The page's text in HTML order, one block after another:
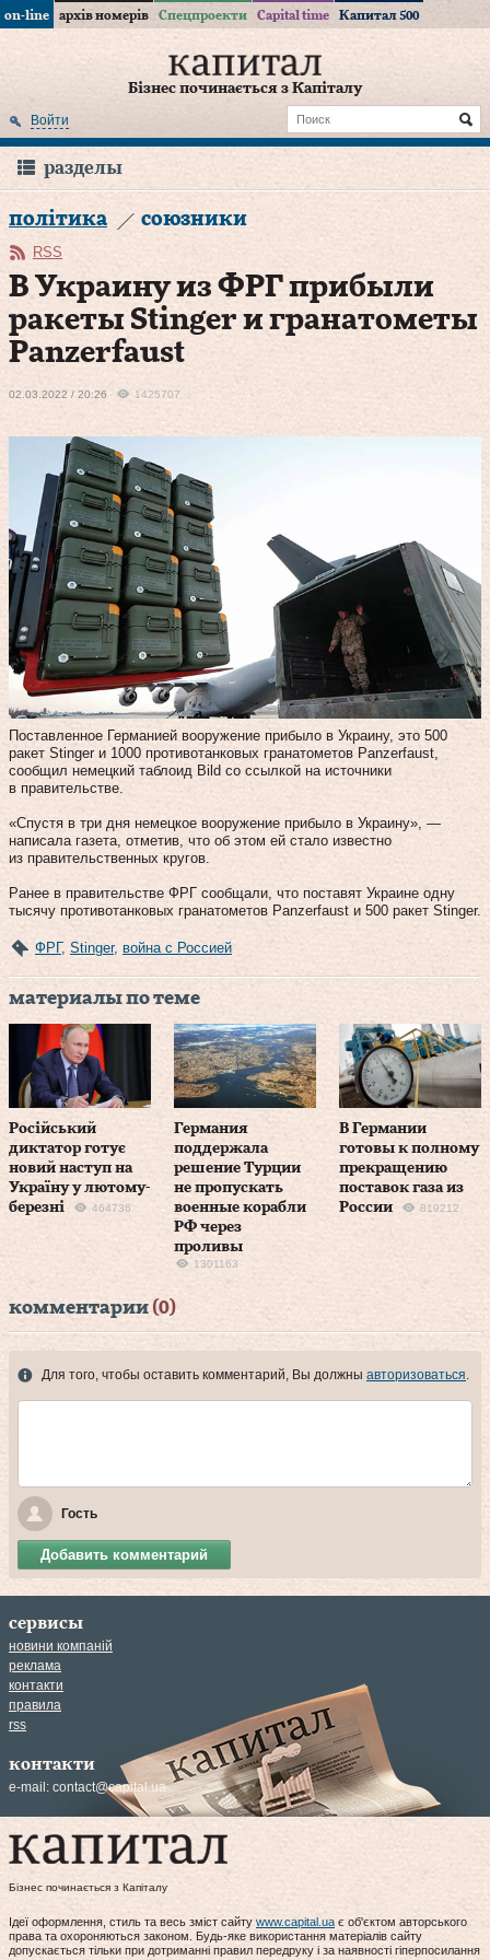
on-line архів номерів Спецпроекти Capital time Капитал 500
Бізнес починається з Капіталу
Войти
разделы
політика союзники
RSS
В Украину из ФРГ прибыли
ракеты Stinger и гранатометы
Panzerfaust
02.03.2022 / 20:26 1425707
Поставленное Германией вооружение прибыло в Украину, это 500
ракет Stinger и 1000 противотанковых гранатометов Panzerfaust,
сообщил немецкий таблоид Bild со ссылкой на источники
в правительстве.
«Спустя в три дня немецкое вооружение прибыло в Украину», —
написала газета, отметив, что об этом ей стало известно
из правительственных кругов.
Ранее в правительстве ФРГ сообщали, что поставят Украине одну
тысячу противотанковых гранатометов Panzerfaust и 500 ракет Stinger.
ФРГ, Stinger, война с Россией
материалы по теме
Російський
диктатор готує
новий наступ на
Україну у лютому-
березні
464736
Германия
поддержала
решение Турции
не пропускать
военные корабли
РФ через
проливы
1301163
В Германии
готовы к полному
прекращению
поставок газа из
России
819212
комментарии (0)
Для того, чтобы оставить комментарий, Вы должны авторизоваться.
Гость
Добавить комментарий
сервисы
новини компаній
реклама
контакти
правила
rss
контакти
e-mail: contact@capital.ua
Бізнес починається з Капіталу
Ідеї оформлення, стиль та весь зміст сайту www.capital.ua є об'єктом авторського
права та охороняються законом. Будь-яке використання матеріалів сайту
допускається тільки при дотриманні правил передруку і за наявності гіперпосилання